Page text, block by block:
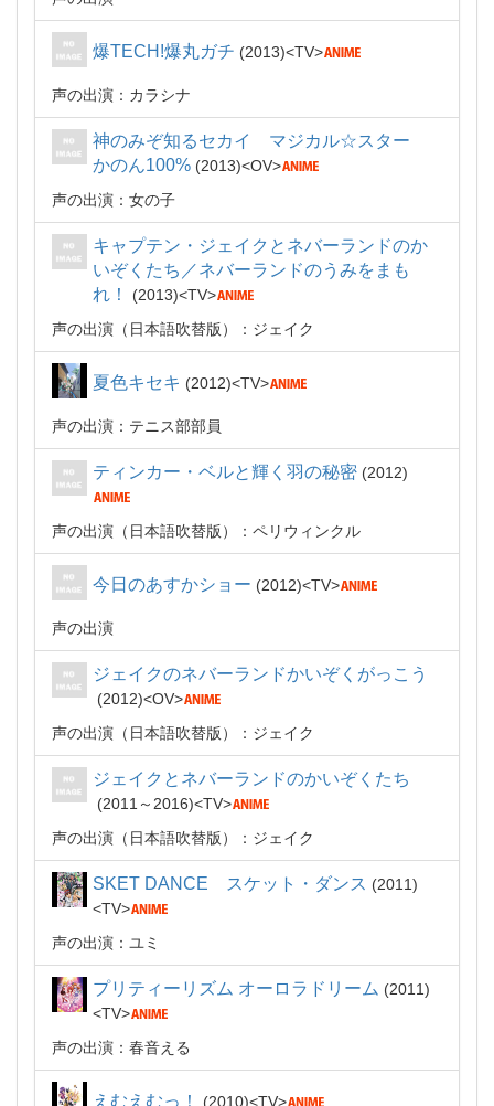
爆TECH!爆丸ガチ 2013 TV
声の出演：カラシナ
神のみぞ知るセカイ マジカル☆スター
かのん100%
2013
OV
声の出演：女の子
キャプテン・ジェイクとネバーランドのか
いぞくたち／ネバーランドのうみをまも
れ！
2013
TV
声の出演（日本語吹替版）：ジェイク
夏色キセキ 2012 TV
声の出演：テニス部部員
ティンカー・ベルと輝く羽の秘密 2012
声の出演（日本語吹替版）：ペリウィンクル
今日のあすかショー 2012 TV
声の出演
ジェイクのネバーランドかいぞくがっこう
2012
OV
声の出演（日本語吹替版）：ジェイク
ジェイクとネバーランドのかいぞくたち
2011～2016
TV
声の出演（日本語吹替版）：ジェイク
SKET DANCE スケット・ダンス
2011
TV
声の出演：ユミ
プリティーリズム オーロラドリーム
2011
TV
声の出演：春音える
えむえむっ！ 2010 TV